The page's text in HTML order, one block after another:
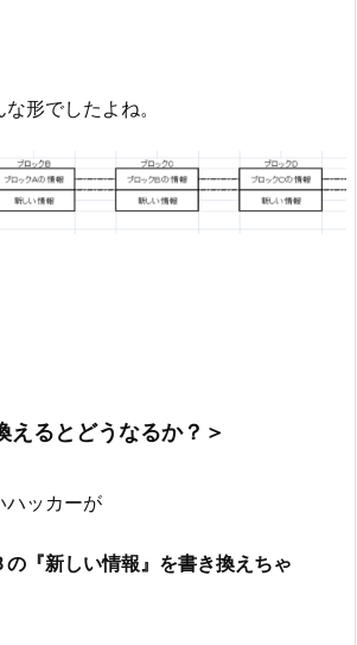
形でしたよね。
えるとどうなるか？＞
ッカーが
の『新しい情報』を書き換えちゃ